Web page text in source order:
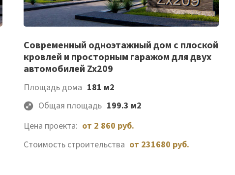
Список
желаемого
Cовременный одноэтажный дом c плоской
кровлей и просторным гаражом для двух
автомобилей Zx209
Площадь дома 181 м2
Общая площадь 199.3 м2
Цена проекта: от 2 860 руб.
Стоимость строительства от 231680 руб.